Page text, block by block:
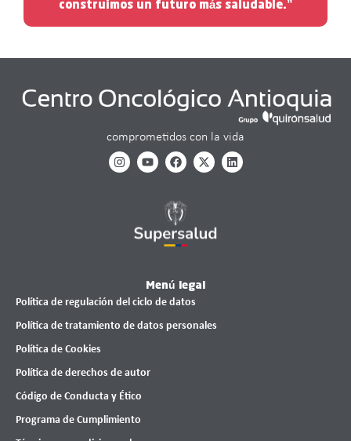
construimos un futuro más saludable.”
comprometidos con la vida
Menú legal
Política de regulación del ciclo de datos
Política de tratamiento de datos personales
Política de Cookies
Política de derechos de autor
Código de Conducta y Ético
Programa de Cumplimiento